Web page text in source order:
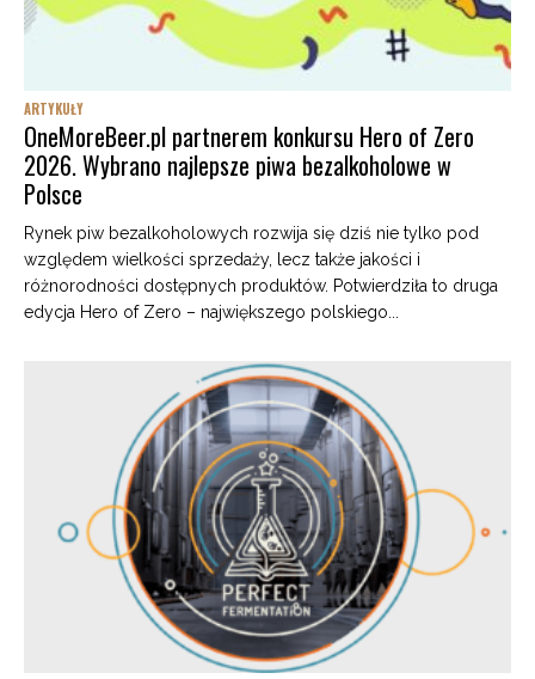
ARTYKUŁY
OneMoreBeer.pl partnerem konkursu Hero of Zero
2026. Wybrano najlepsze piwa bezalkoholowe w
Polsce
Rynek piw bezalkoholowych rozwija się dziś nie tylko pod
względem wielkości sprzedaży, lecz także jakości i
różnorodności dostępnych produktów. Potwierdziła to druga
edycja Hero of Zero – największego polskiego...